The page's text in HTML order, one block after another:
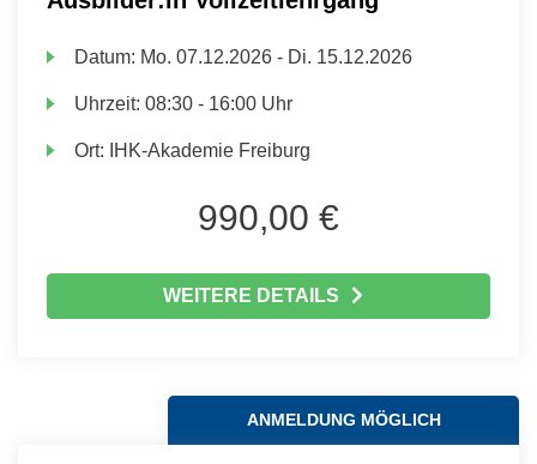
Datum: Mo. 07.12.2026 - Di. 15.12.2026
Uhrzeit:08:30 - 16:00 Uhr
Ort: IHK-Akademie Freiburg
990,00 €
WEITERE DETAILS
ANMELDUNG MÖGLICH